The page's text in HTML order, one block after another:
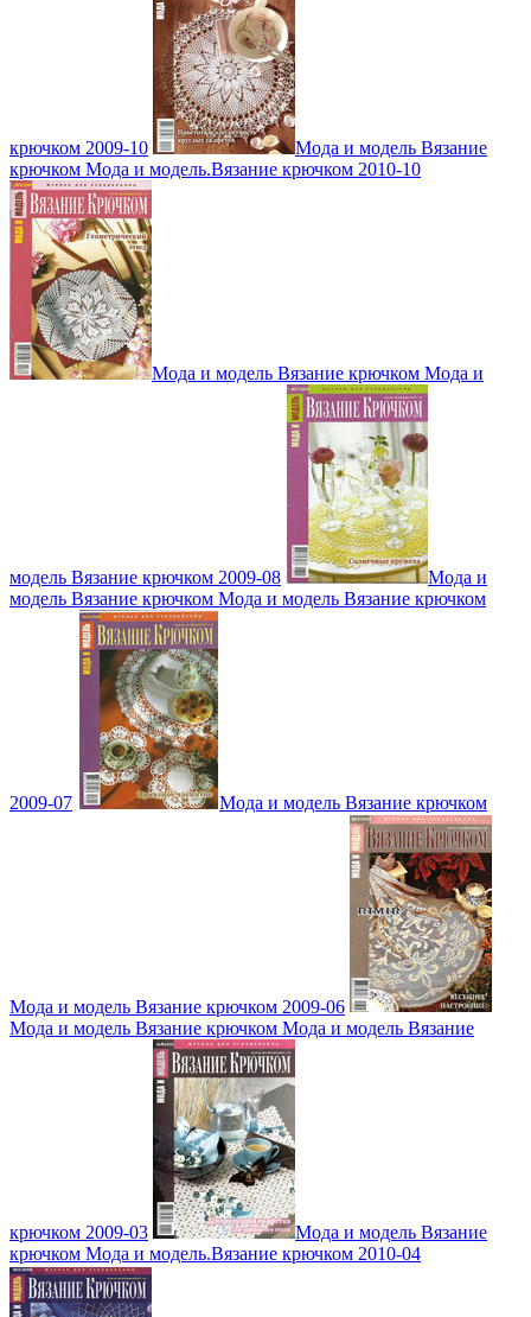
крючком 2009-10
Мода и модель Вязание
крючком Мода и модель.Вязание крючком 2010-10
Мода и модель Вязание крючком Мода и
модель Вязание крючком 2009-08
Мода и
модель Вязание крючком Мода и модель Вязание крючком
2009-07 Мода и модель Вязание крючком
Мода и модель Вязание крючком 2009-06
Мода и модель Вязание крючком Мода и модель Вязание
крючком 2009-03
Мода и модель Вязание
крючком Мода и модель.Вязание крючком 2010-04